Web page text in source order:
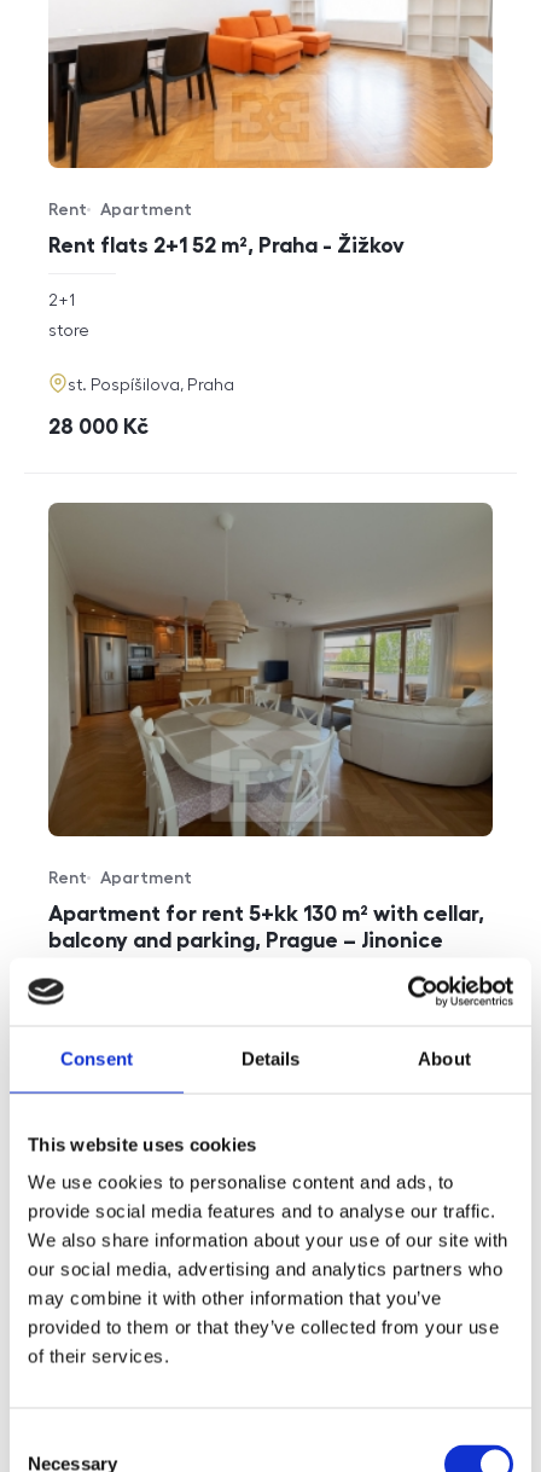
Consent Details About
This website uses cookies
We use cookies to personalise content and ads, to
provide social media features and to analyse our traffic.
We also share information about your use of our site with
our social media, advertising and analytics partners who
may combine it with other information that you’ve
provided to them or that they’ve collected from your use
of their services.
Necessary
Rent flats 2+1 52 m², Praha - Žižkov
Offer type
Rent
Property type
Apartment
rozměry
2+1
funkce
store
adresa
st. Pospíšilova, Praha
cena
28 000 Kč
Apartment for rent 5+kk 130 m² with cellar,
balcony and parking, Prague – Jinonice
Offer type
Rent
Property type
Apartment
rozměry
disposition
5+kk